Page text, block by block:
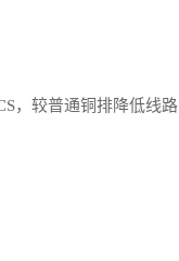
，较普通铜排降低线路